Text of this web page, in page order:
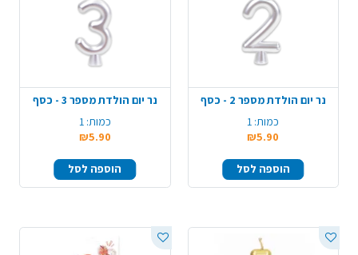
נר יום הולדת מספר 2 - כסף
כמות: 1
₪5.90
הוספה לסל
נר יום הולדת מספר 3 - כסף
כמות: 1
₪5.90
הוספה לסל